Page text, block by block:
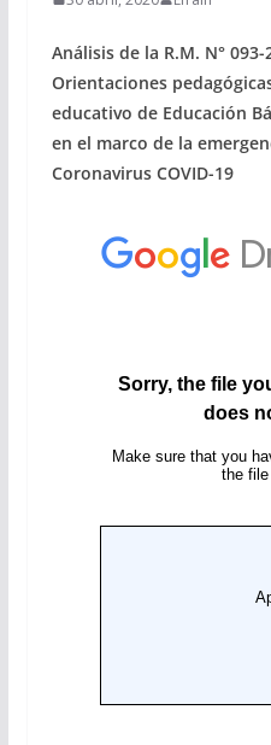
Análisis de la R.M. N° 093-
Orientaciones
educativo de Educación
en el marco de la
Coronavirus COVID-19